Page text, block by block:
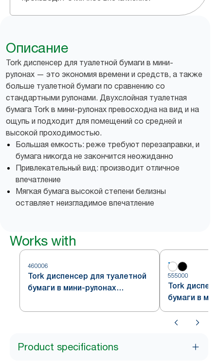
Описание
Tork диспенсер для туалетной бумаги в мини-
рулонах — это экономия времени и средств, а также
больше туалетной бумаги по сравнению со
стандартными рулонами. Двухслойная туалетная
бумага Tork в мини-рулонах превосходна на вид и на
ощупь и подходит для помещений со средней и
высокой проходимостью.
Большая емкость: реже требуют перезаправки, и
бумага никогда не закончится неожиданно
Привлекательный вид: производит отличное
впечатление
Мягкая бумага высокой степени белизны
оставляет неизгладимое впечатление
Works with
460006
Tork диспенсер для туалетной
бумаги в мини-рулонах
система T2
555000
Tork
бумаги в
формата
система T2
Product specifications